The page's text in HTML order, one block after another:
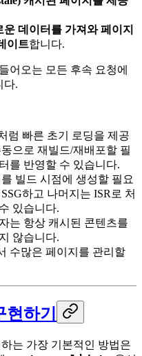
데이터를 가져와 페이지
이트합니다.
어오는 모든 후속 요청에
다.
럼 빠른 초기 로딩을 제공
으로 재빌드/재배포할 필
를 반영할 수 있습니다.
빌드 시점에 생성할 필요
하고 나머지는 ISR로 처
있습니다.
는 항상 캐시된 콘텐츠를
않습니다.
수많은 페이지를 관리할
하기
는 가장 기본적인 방법은